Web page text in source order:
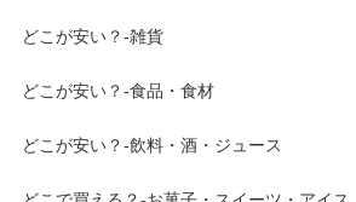
どこが安い？-雑貨
どこが安い？-食品・食材
どこが安い？-飲料・酒・ジュース